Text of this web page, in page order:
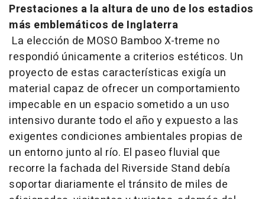
Prestaciones a la altura de uno de los estadios
más emblemáticos de Inglaterra
La elección de MOSO Bamboo X-treme no
respondió únicamente a criterios estéticos. Un
proyecto de estas características exigía un
material capaz de ofrecer un comportamiento
impecable en un espacio sometido a un uso
intensivo durante todo el año y expuesto a las
exigentes condiciones ambientales propias de
un entorno junto al río. El paseo fluvial que
recorre la fachada del Riverside Stand debía
soportar diariamente el tránsito de miles de